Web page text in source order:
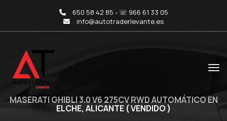
650 58 42 85 - ☏ 966 61 33 05
info@autotraderlevante.es
MASERATI GHIBLI 3.0 V6 275CV RWD AUTOMÁTICO EN
ELCHE, ALICANTE ( VENDIDO )